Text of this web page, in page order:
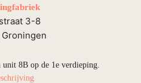
3-8
Groningen
8B op de 1e verdieping.